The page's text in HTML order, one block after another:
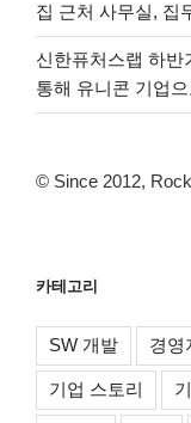
집 근처 사무실, 집
신한퓨처스랩 하반
통해 유니콘 기업
© Since 2012,
카테고리
SW 개발 경영
기업 스토리